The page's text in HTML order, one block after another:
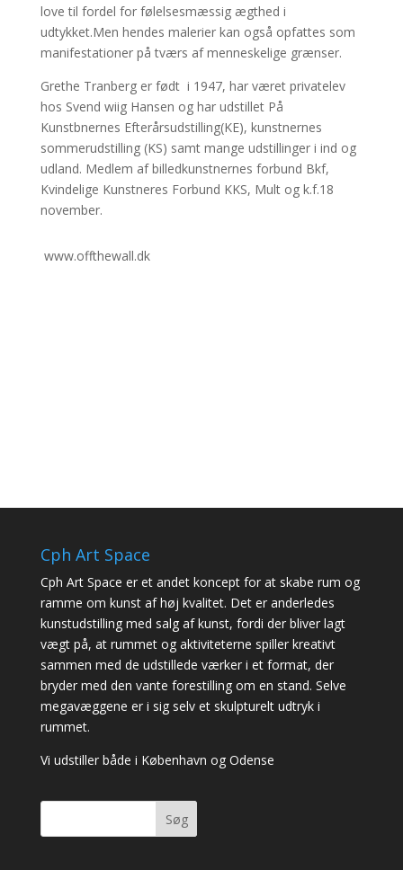
love til fordel for følelsesmæssig ægthed i
udtykket.Men hendes malerier kan også opfattes som
manifestationer på tværs af menneskelige grænser.
Grethe Tranberg er født i 1947, har været privatelev
hos Svend wiig Hansen og har udstillet På
Kunstbnernes Efterårsudstilling(KE), kunstnernes
sommerudstilling (KS) samt mange udstillinger i ind og
udland. Medlem af billedkunstnernes forbund Bkf,
Kvindelige Kunstneres Forbund KKS, Mult og k.f.18
november.
www.offthewall.dk
Cph Art Space
Cph Art Space er et andet koncept for at skabe rum og
ramme om kunst af høj kvalitet. Det er anderledes
kunstudstilling med salg af kunst, fordi der bliver lagt
vægt på, at rummet og aktiviteterne spiller kreativt
sammen med de udstillede værker i et format, der
bryder med den vante forestilling om en stand. Selve
megavæggene er i sig selv et skulpturelt udtryk i
rummet.
Vi udstiller både i København og Odense
Søg